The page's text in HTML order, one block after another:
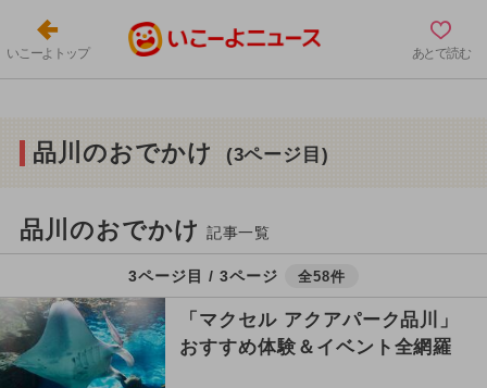
いこーよトップ あとで読む
品川のおでかけ (3ページ目)
品川のおでかけ 記事一覧
3ページ目 / 3ページ 全58件
「マクセル アクアパーク品川」
おすすめ体験＆イベント全網羅